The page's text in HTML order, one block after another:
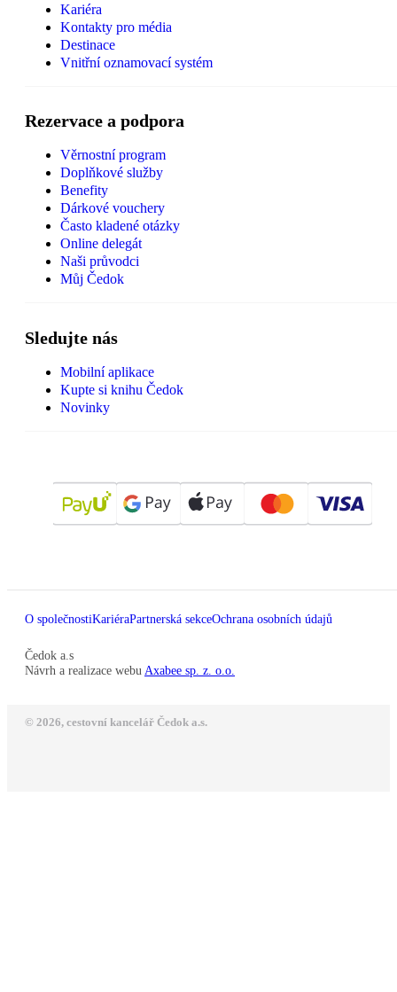
Kariéra
Kontakty pro média
Destinace
Vnitřní oznamovací systém
Rezervace a podpora
Věrnostní program
Doplňkové služby
Benefity
Dárkové vouchery
Často kladené otázky
Online delegát
Naši průvodci
Můj Čedok
Sledujte nás
Mobilní aplikace
Kupte si knihu Čedok
Novinky
O společnostiKariéraPartnerská sekceOchrana osobních údajů
Čedok a.s
Návrh a realizace webu Axabee sp. z. o.o.
© 2026, cestovní kancelář Čedok a.s.